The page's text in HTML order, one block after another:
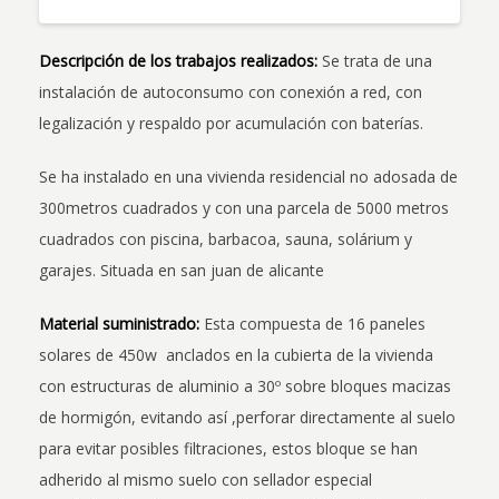
Descripción de los trabajos realizados: Se trata de una
instalación de autoconsumo con conexión a red, con
legalización y respaldo por acumulación con baterías.
Se ha instalado en una vivienda residencial no adosada de
300metros cuadrados y con una parcela de 5000 metros
cuadrados con piscina, barbacoa, sauna, solárium y
garajes. Situada en san juan de alicante
Material suministrado: Esta compuesta de 16 paneles
solares de 450w anclados en la cubierta de la vivienda
con estructuras de aluminio a 30º sobre bloques macizas
de hormigón, evitando así ,perforar directamente al suelo
para evitar posibles filtraciones, estos bloque se han
adherido al mismo suelo con sellador especial